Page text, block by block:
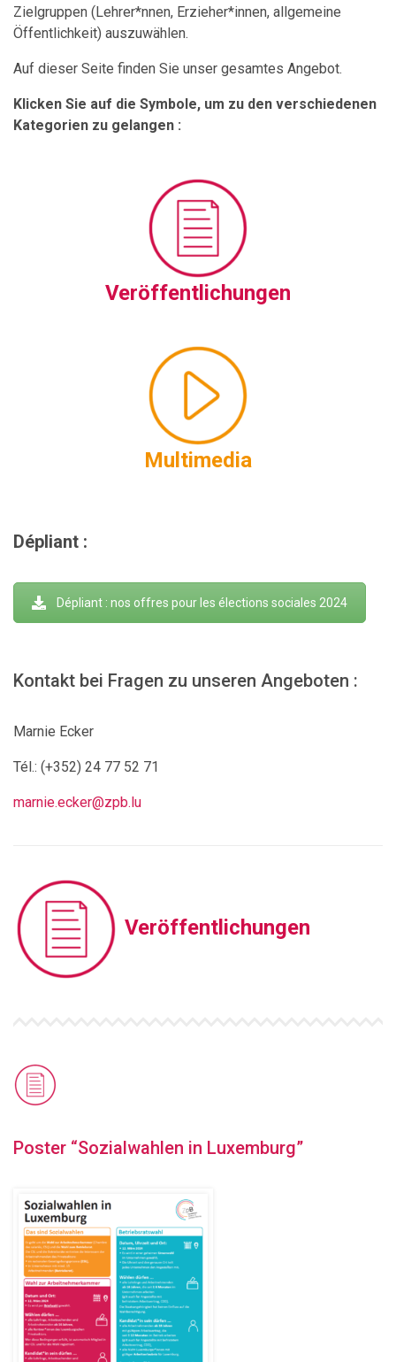
Zielgruppen (Lehrer*nnen, Erzieher*innen, allgemeine
Öffentlichkeit) auszuwählen.
Auf dieser Seite finden Sie unser gesamtes Angebot.
Klicken Sie auf die Symbole, um zu den verschiedenen
Kategorien zu gelangen :
Veröffentlichungen
Multimedia
Dépliant :
Dépliant : nos offres pour les élections sociales 2024
Kontakt bei Fragen zu unseren Angeboten :
Marnie Ecker
Tél.: (+352) 24 77 52 71
marnie.ecker@zpb.lu
Veröffentlichungen
Poster “Sozialwahlen in Luxemburg”